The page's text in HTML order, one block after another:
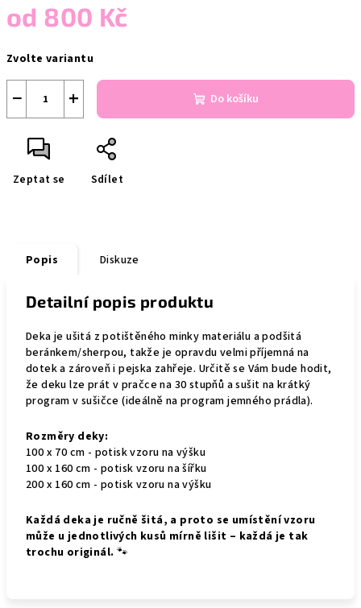
od 800 Kč
cena:
Zvolte variantu
+
− Do košíku
Zeptat se Sdílet
Popis Diskuze
Detailní popis produktu
Deka je ušitá z potištěného minky materiálu a podšitá
beránkem/sherpou, takže je opravdu velmi příjemná na
dotek a zároveň i pejska zahřeje. Určitě se Vám bude hodit,
že deku lze prát v pračce na 30 stupňů a sušit na krátký
program v sušičce (ideálně na program jemného prádla).
Rozměry deky:
100 x 70 cm - potisk vzoru na výšku
100 x 160 cm - potisk vzoru na šířku
200 x 160 cm - potisk vzoru na výšku
Každá deka je ručně šitá, a proto se umístění vzoru
může u jednotlivých kusů mírně lišit – každá je tak
trochu originál. 🐾